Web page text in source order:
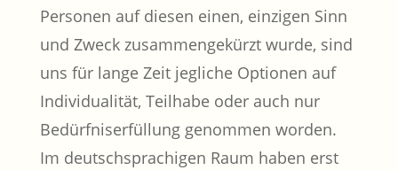
Personen auf diesen einen, einzigen Sinn
und Zweck zusammengekürzt wurde, sind
uns für lange Zeit jegliche Optionen auf
Individualität, Teilhabe oder auch nur
Bedürfniserfüllung genommen worden.
Im deutschsprachigen Raum haben erst